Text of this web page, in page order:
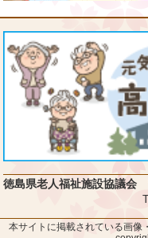
徳島県老人福祉施設協議会
本サイトに掲載されている画像